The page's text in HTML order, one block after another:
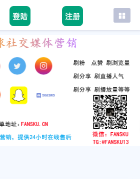
登陆 注册
首页
tiktok
youtube
instagram